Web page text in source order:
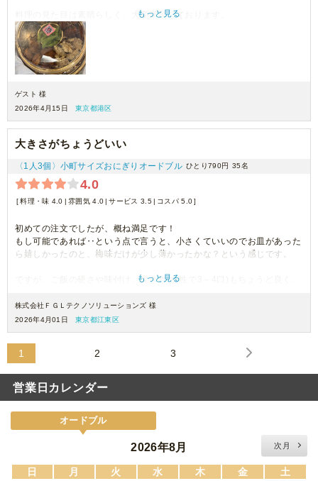
料理の見た目は素晴らしく、大変満足しております。
機会がございましたら、ぜひまたご利用させていただきます。
もっと見る
ゲスト 様
2026年4月15日
東京都港区
大きさがちょうどいい
〈1人3個〉小町サイズおにぎりオードブル ひとり790円 35名
4.0
料理・味 4.0 雰囲気 4.0 サービス 3.5 コスパ 5.0
初めての注文でしたが、概ね満足です！
もし可能であれば‥という点で言うと、小さくていいのでお皿があった
ら嬉しかったのと、梅味だけが少し薄かったかな？という感じです。
ですが、ご飯の硬さや味付け、大きさ(女性で3～4口)もちょうど良く、
お値段も手ごろなので、また注文させていただこうと思っています。
ありがとうございました。
もっと見る
株式会社ＦＧＬテクノソリューションズ 様
2026年4月01日
東京都江東区
1 2 3
営業日カレンダー
オードブル
2026年8月 次月
日 月 火 水 木 金 土